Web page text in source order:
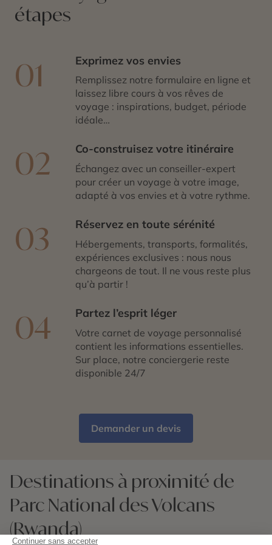
étapes
01 Exprimez vos envies
Remplissez notre formulaire en ligne et
laissez libre cours à vos rêves de
voyage : inspirations, budget, période
idéale…
02 Co-construisez votre itinéraire
Échangez avec un conseiller-expert
pour créer un voyage à votre image,
adapté à vos envies et à votre rythme.
03 Réservez en toute sérénité
Hébergements, transports, formalités,
expériences exclusives : nous nous
chargeons de tout. Il ne vous reste plus
qu’à partir !
04 Partez l’esprit léger
Votre carnet de voyage personnalisé
contient les informations essentielles.
Sur place, notre conciergerie reste
disponible 24/7
Demander un devis
Destinations à proximité de
Parc National des Volcans
(Rwanda)